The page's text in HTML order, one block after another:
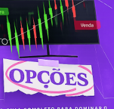
de elaboração, a PEC
Emenda à Constituição)
a redução de
baratear o custo dos